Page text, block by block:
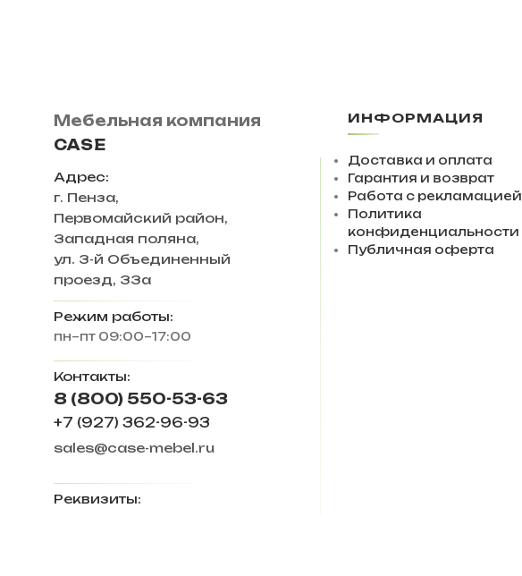
Мебельная компания
CASE
Адрес:
г. Пенза,
Первомайский район,
Западная поляна,
ул. 3-й Объединенный
проезд, 33а
Режим работы:
пн–пт 09:00–17:00
Контакты:
8 (800) 550-53-63
+7 (927) 362-96-93
sales@case-mebel.ru
Реквизиты:
ИНФОРМАЦИЯ
Доставка и оплата
Гарантия и возврат
Работа с рекламацией
Политика
конфиденциальности
Публичная оферта